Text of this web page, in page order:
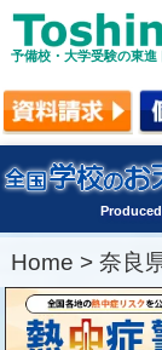
予備校・大学受験の東進
Home > 奈良